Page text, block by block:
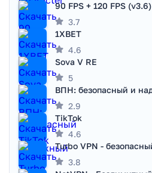
90 FPS + 120 FPS (v3.6)
3.7
1XBET
4.6
Sova V RE
5
2.9
TikTok
4.6
3.8